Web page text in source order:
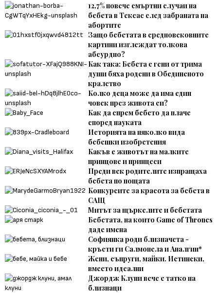
12,7% повече смъртни случаи на
бебета в Тексас след забраната на
абортите
Защо бебетата в средновековните
картини изглеждат толкова
абсурдно?
Как така: Бебета с гени от трима
души бяха родени в Обединеното
кралство
Колко деца може да има един
човек през живота си?
Как да спрем бебето да плаче
според науката
Историята на няколко вида
бебешки изобретения
Какъв е животът на малките
принцове и принцеси
Преди век родителите изпращаха
бебета по пощата
Конкурсите за красота за бебета в
САЩ
Митът за щъркелите и бебетата
Бебетата, на които Game of Thrones
даде имена
Софиянка роди близначета -
кръсти ги Салмонела и Аналгин*
Жени, съпруги, майки. Истински,
вместо идеални
Джордж Клуни вече е татко на
близнаци